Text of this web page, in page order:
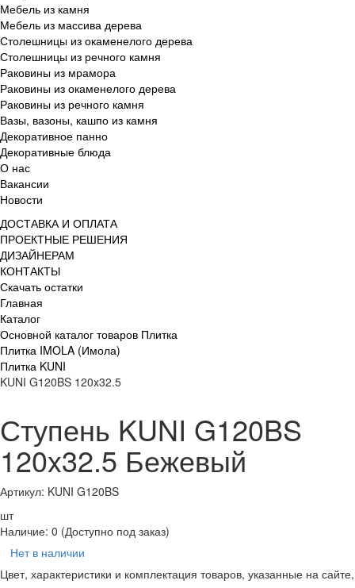
Мебель из камня
Мебель из массива дерева
Столешницы из окаменелого дерева
Столешницы из речного камня
Раковины из мрамора
Раковины из окаменелого дерева
Раковины из речного камня
Вазы, вазоны, кашпо из камня
Декоративное панно
Декоративные блюда
О нас
Вакансии
Новости
ДОСТАВКА И ОПЛАТА
ПРОЕКТНЫЕ РЕШЕНИЯ
ДИЗАЙНЕРАМ
КОНТАКТЫ
Скачать остатки
Главная
Каталог
Основной каталог товаров Плитка
Плитка IMOLA (Имола)
Плитка KUNI
KUNI G120BS 120x32.5
Ступень KUNI G120BS
120x32.5 Бежевый
Артикул: KUNI G120BS
шт
Наличие: 0 (Доступно под заказ)
Нет в наличии
Цвет, характеристики и комплектация товаров, указанные на сайте,